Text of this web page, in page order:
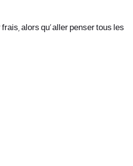
alors qu’ aller penser tous les